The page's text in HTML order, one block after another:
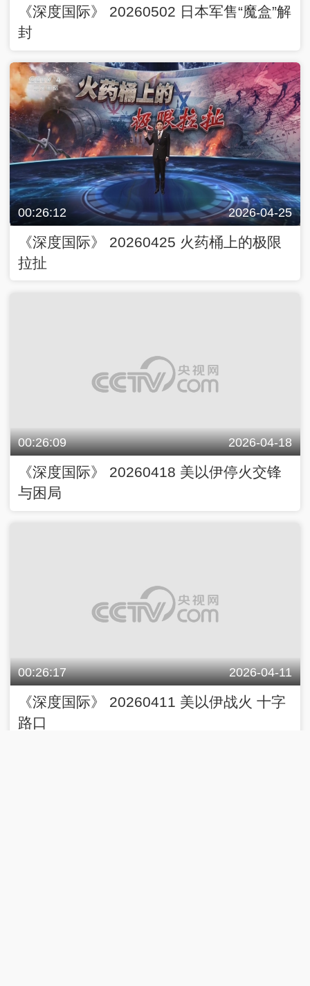
《深度国际》 20260502 日本军售“魔盒”解
封
00:26:12 2026-04-25
《深度国际》 20260425 火药桶上的极限
拉扯
00:26:09 2026-04-18
《深度国际》 20260418 美以伊停火交锋
与困局
00:26:17 2026-04-11
《深度国际》 20260411 美以伊战火 十字
路口